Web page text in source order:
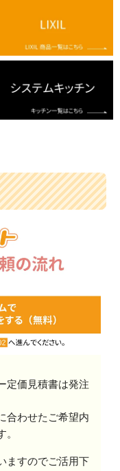
定価見積書は発注
合わせたご希望内
。
ますのでご活用下